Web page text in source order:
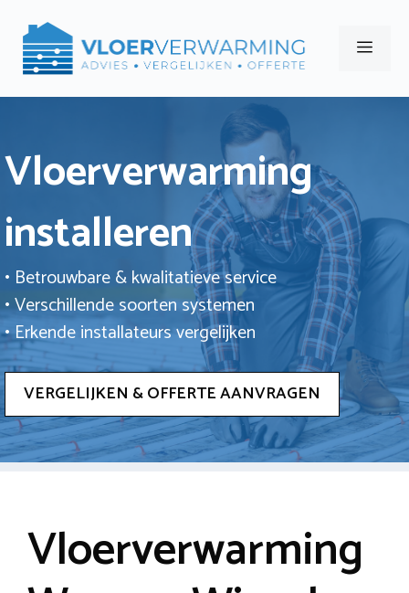
naar
Menu
Vloerverwarming
installeren
• Betrouwbare & kwalitatieve service
• Verschillende soorten systemen
• Erkende installateurs vergelijken
VERGELIJKEN & OFFERTE AANVRAGEN
Vloerverwarming